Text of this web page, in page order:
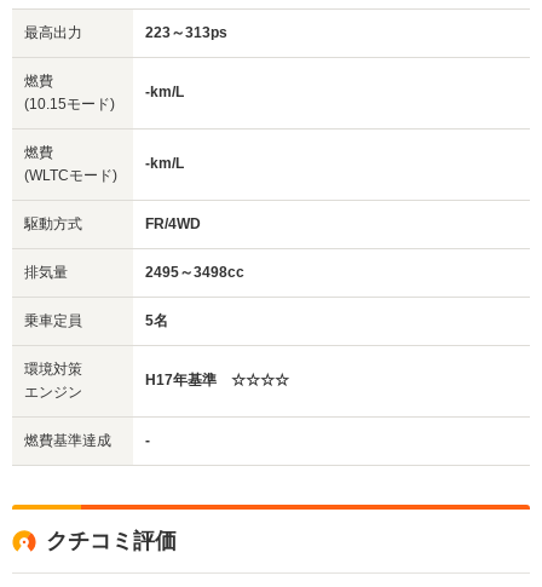
最高出力 223～313ps
燃費
(10.15モード)
-km/L
燃費
(WLTCモード)
-km/L
駆動方式 FR/4WD
排気量 2495～3498cc
乗車定員 5名
環境対策
エンジン
H17年基準 ☆☆☆☆
燃費基準達成 -
クチコミ評価